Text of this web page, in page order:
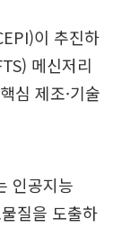
이 추진하
메신저리
심 제조·기술
인공지능
질을 도출하